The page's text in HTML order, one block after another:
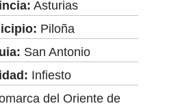
Asturias
Piloña
San Antonio
Infiesto
del Oriente de